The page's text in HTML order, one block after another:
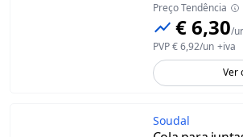
Preço Tendência
€ 6,30/
PVP€ 6,92/un +iva
Ver
Soudal